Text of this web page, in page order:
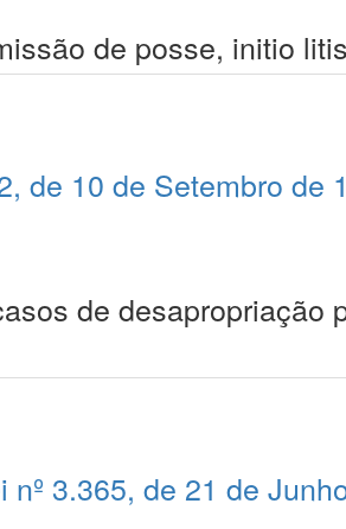
de posse, initio
de 10 de Setembro de
de desapropriação
nº 3.365, de 21 de